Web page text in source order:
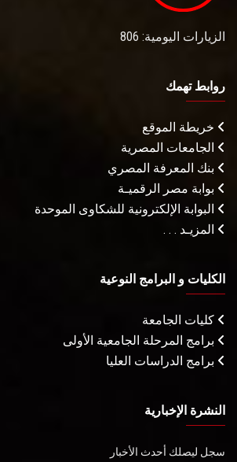
الزيارات اليومية: 806
روابط تهمك
خريطة الموقع
الجامعات المصرية
بنك المعرفة المصري
بوابة مصر الرقميـة
البوابة الإلكترونية للشكاوى الموحدة
المزيـد . . .
الكليات و البرامج النوعية
كليات الجامعة
برامج المرحلة الجامعية الأولى
برامج الدراسات العليا
النشرة الإخبارية
سجل ليصلك أحدث الأخبار